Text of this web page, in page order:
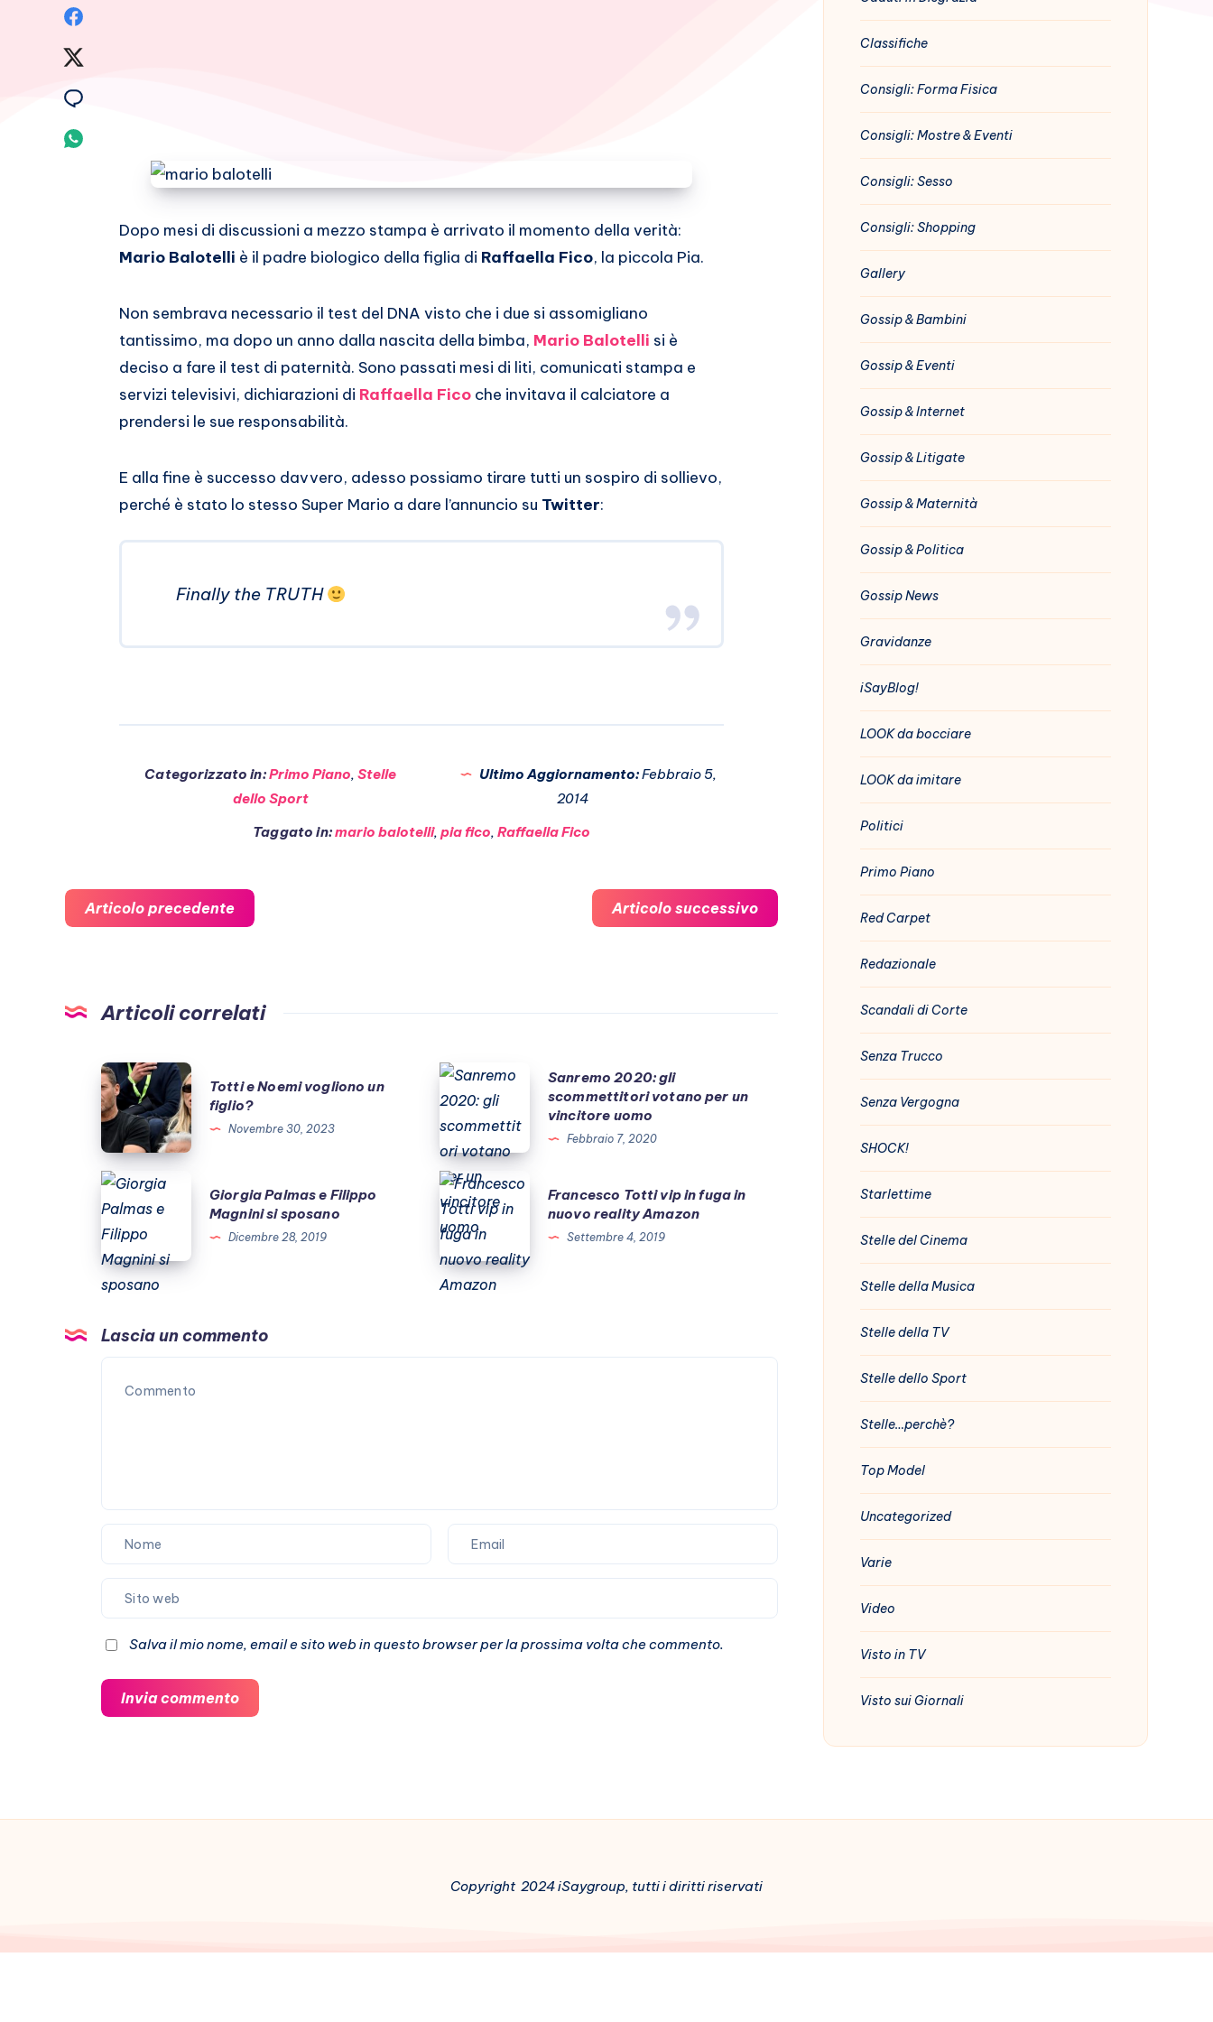
Dopo mesi di discussioni a mezzo stampa è arrivato il momento della verità:
Mario Balotelli è il padre biologico della figlia di Raffaella Fico, la piccola Pia.
Non sembrava necessario il test del DNA visto che i due si assomigliano
tantissimo, ma dopo un anno dalla nascita della bimba, Mario Balotelli si è
deciso a fare il test di paternità. Sono passati mesi di liti, comunicati stampa e
servizi televisivi, dichiarazioni di Raffaella Fico che invitava il calciatore a
prendersi le sue responsabilità.
E alla fine è successo davvero, adesso possiamo tirare tutti un sospiro di sollievo,
perché è stato lo stesso Super Mario a dare l’annuncio su Twitter:
Finally the TRUTH
Categorizzato in:Primo Piano, Stelle
dello Sport
Ultimo Aggiornamento:Febbraio 5,
2014
Taggato in:mario balotelli, pia fico, Raffaella Fico
Articolo precedente Articolo successivo
Articoli correlati
Totti
e
Noemi
vogliono
un
figlio?
Totti e Noemi vogliono un
figlio?
Novembre 30, 2023
Sanremo
2020:
gli
scommettitori
votano
per
un
uomo
Sanremo 2020: gli
scommettitori votano per un
vincitore uomo
Febbraio 7, 2020
Giorgia
Palmas
e
Filippo
Magnini
sposano
Giorgia Palmas e Filippo
Magnini si sposano
Dicembre 28, 2019
Francesco
Totti
vip
in
fuga
reality
Francesco Totti vip in fuga in
nuovo reality Amazon
Settembre 4, 2019
Lascia un commento
Salva il mio nome, email e sito web in questo browser per la prossima volta che commento.
Invia commento
Classifiche
Consigli: Forma Fisica
Consigli: Mostre & Eventi
Consigli: Sesso
Consigli: Shopping
Gallery
Gossip & Bambini
Gossip & Eventi
Gossip & Internet
Gossip & Litigate
Gossip & Maternità
Gossip & Politica
Gossip News
Gravidanze
iSayBlog!
LOOK da bocciare
LOOK da imitare
Politici
Primo Piano
Red Carpet
Redazionale
Scandali di Corte
Senza Trucco
Senza Vergogna
SHOCK!
Starlettime
Stelle del Cinema
Stelle della Musica
Stelle della TV
Stelle dello Sport
Stelle…perchè?
Top Model
Uncategorized
Varie
Video
Visto in TV
Visto sui Giornali
Copyright 2024 iSaygroup, tutti i diritti riservati